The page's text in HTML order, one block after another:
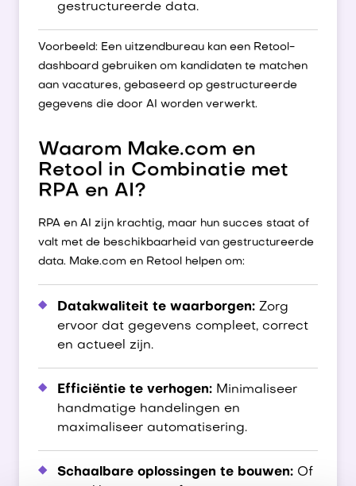
gestructureerde data.
Voorbeeld: Een uitzendbureau kan een Retool-
dashboard gebruiken om kandidaten te matchen
aan vacatures, gebaseerd op gestructureerde
gegevens die door AI worden verwerkt.
Waarom Make.com en
Retool in Combinatie met
RPA en AI?
RPA en AI zijn krachtig, maar hun succes staat of
valt met de beschikbaarheid van gestructureerde
data. Make.com en Retool helpen om:
Datakwaliteit te waarborgen: Zorg
ervoor dat gegevens compleet, correct
en actueel zijn.
Efficiëntie te verhogen: Minimaliseer
handmatige handelingen en
maximaliseer automatisering.
Schaalbare oplossingen te bouwen: Of